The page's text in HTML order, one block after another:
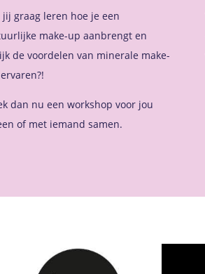
jij graag leren hoe je een
make-up aanbrengt en
de voordelen van minerale make-
dan nu een workshop voor jou
of met iemand samen.